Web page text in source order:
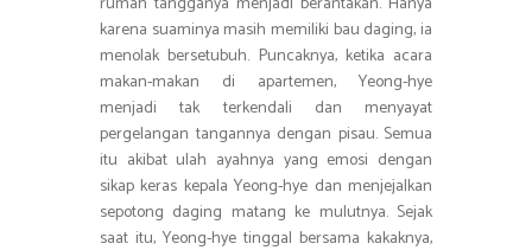
karena suaminya masih memiliki bau daging, ia
menolak bersetubuh. Puncaknya, ketika acara
makan-makan di apartemen, Yeong-hye
menjadi tak terkendali dan menyayat
pergelangan tangannya dengan pisau. Semua
itu akibat ulah ayahnya yang emosi dengan
sikap keras kepala Yeong-hye dan menjejalkan
sepotong daging matang ke mulutnya. Sejak
saat itu, Yeong-hye tinggal bersama kakaknya,